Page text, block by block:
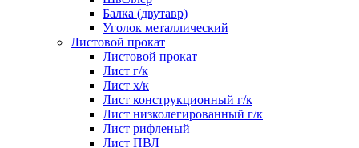
Балка (двутавр)
Уголок металлический
Листовой прокат
Листовой прокат
Лист г/к
Лист х/к
Лист конструкционный г/к
Лист низколегированный г/к
Лист рифленый
Лист ПВЛ